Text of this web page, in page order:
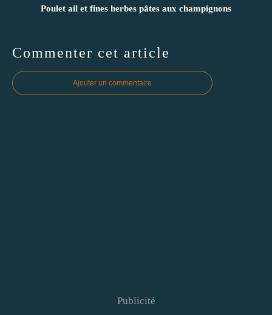
Poulet ail et fines herbes pâtes aux champignons
Commenter cet article
Ajouter un commentaire
Publicité